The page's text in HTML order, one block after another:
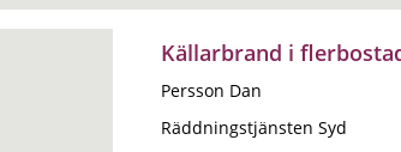
Källarbrand i
Persson Dan
Räddningstjänsten Syd